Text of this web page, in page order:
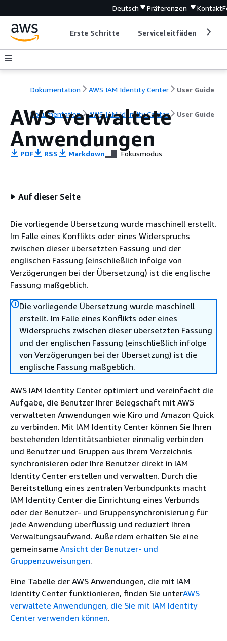
Deutsch Präferenzen Kontakt
Erste Schritte Serviceleitfäden
Dokumentation AWS IAM Identity Center User Guide
Dokumentation AWS IAM Identity Center User Guide
AWS verwaltete
Anwendungen
PDF RSS Markdown Fokusmodus
Auf dieser Seite
Die vorliegende Übersetzung wurde maschinell erstellt.
Im Falle eines Konflikts oder eines Widerspruchs
zwischen dieser übersetzten Fassung und der
englischen Fassung (einschließlich infolge von
Verzögerungen bei der Übersetzung) ist die englische
Fassung maßgeblich.
Die vorliegende Übersetzung wurde maschinell
erstellt. Im Falle eines Konflikts oder eines
Widerspruchs zwischen dieser übersetzten Fassung
und der englischen Fassung (einschließlich infolge
von Verzögerungen bei der Übersetzung) ist die
englische Fassung maßgeblich.
AWS IAM Identity Center optimiert und vereinfacht die
Aufgabe, die Benutzer Ihrer Belegschaft mit AWS
verwalteten Anwendungen wie Kiro und Amazon Quick
zu verbinden. Mit IAM Identity Center können Sie Ihren
bestehenden Identitätsanbieter einmalig verbinden
und Benutzer und Gruppen aus Ihrem Verzeichnis
synchronisieren oder Ihre Benutzer direkt in IAM
Identity Center erstellen und verwalten. Durch die
Bereitstellung eines zentralen Verbundpunkts macht
IAM Identity Center die Einrichtung eines Verbunds
oder der Benutzer- und Gruppensynchronisierung für
jede Anwendung überflüssig und reduziert Ihren
Verwaltungsaufwand. Außerdem erhalten Sie eine
gemeinsame Ansicht der Benutzer- und
Gruppenzuweisungen.
Eine Tabelle der AWS Anwendungen, die mit IAM
Identity Center funktionieren, finden Sie unterAWS
verwaltete Anwendungen, die Sie mit IAM Identity
Center verwenden können.